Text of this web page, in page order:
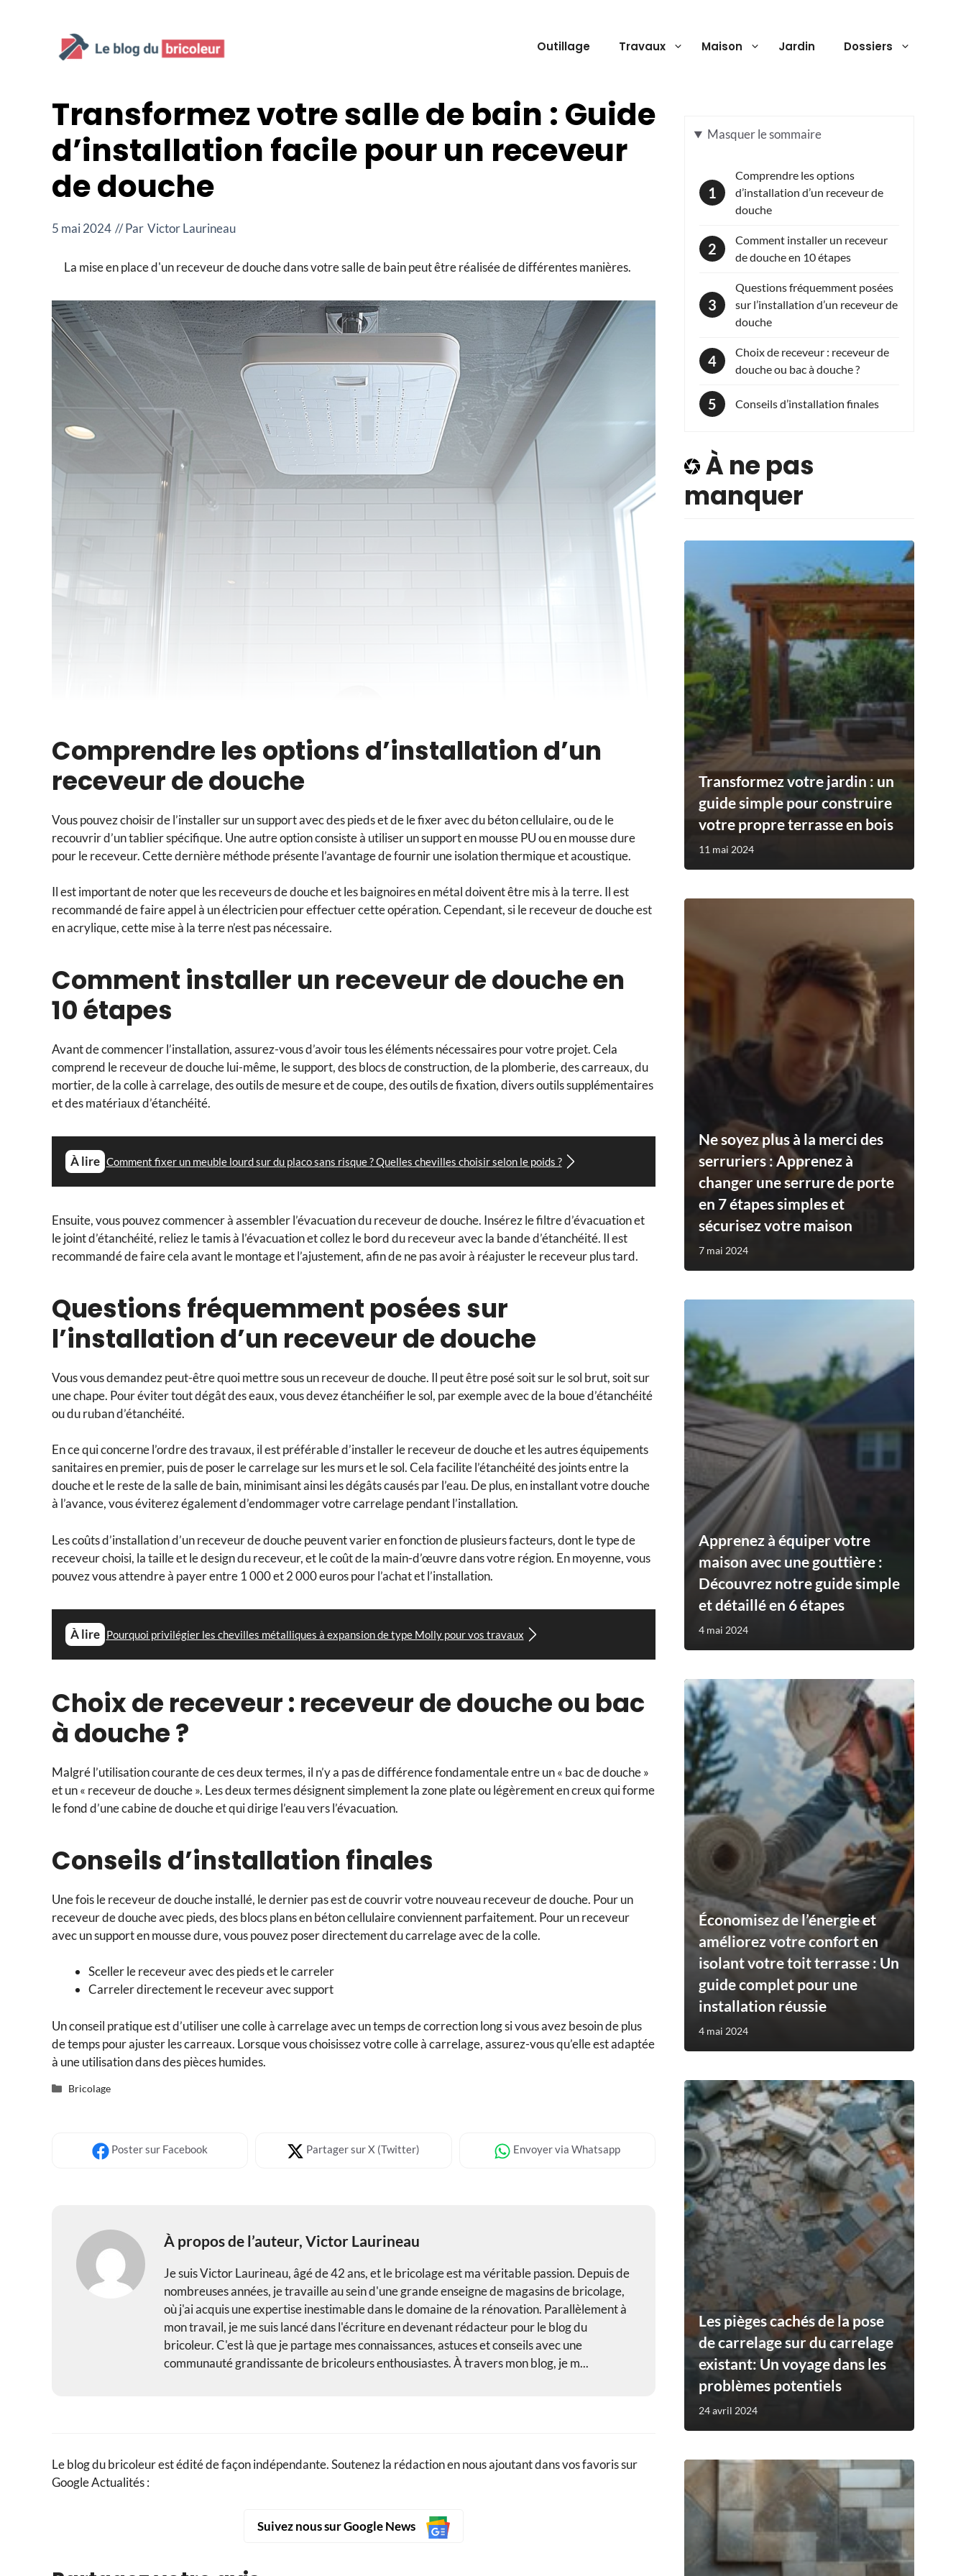
Outillage Travaux Maison Jardin Dossiers
Transformez votre salle de bain : Guide
d’installation facile pour un receveur
de douche
5 mai 2024 // Par Victor Laurineau
La mise en place d'un receveur de douche dans votre salle de bain peut être réalisée de différentes manières.
Comprendre les options d’installation d’un
receveur de douche
Vous pouvez choisir de l’installer sur un support avec des pieds et de le fixer avec du béton cellulaire, ou de le
recouvrir d’un tablier spécifique. Une autre option consiste à utiliser un support en mousse PU ou en mousse dure
pour le receveur. Cette dernière méthode présente l’avantage de fournir une isolation thermique et acoustique.
Il est important de noter que les receveurs de douche et les baignoires en métal doivent être mis à la terre. Il est
recommandé de faire appel à un électricien pour effectuer cette opération. Cependant, si le receveur de douche est
en acrylique, cette mise à la terre n’est pas nécessaire.
Comment installer un receveur de douche en
10 étapes
Avant de commencer l’installation, assurez-vous d’avoir tous les éléments nécessaires pour votre projet. Cela
comprend le receveur de douche lui-même, le support, des blocs de construction, de la plomberie, des carreaux, du
mortier, de la colle à carrelage, des outils de mesure et de coupe, des outils de fixation, divers outils supplémentaires
et des matériaux d’étanchéité.
À lire Comment fixer un meuble lourd sur du placo sans risque ? Quelles chevilles choisir selon le poids ?
Ensuite, vous pouvez commencer à assembler l’évacuation du receveur de douche. Insérez le filtre d’évacuation et
le joint d’étanchéité, reliez le tamis à l’évacuation et collez le bord du receveur avec la bande d’étanchéité. Il est
recommandé de faire cela avant le montage et l’ajustement, afin de ne pas avoir à réajuster le receveur plus tard.
Questions fréquemment posées sur
l’installation d’un receveur de douche
Vous vous demandez peut-être quoi mettre sous un receveur de douche. Il peut être posé soit sur le sol brut, soit sur
une chape. Pour éviter tout dégât des eaux, vous devez étanchéifier le sol, par exemple avec de la boue d’étanchéité
ou du ruban d’étanchéité.
En ce qui concerne l’ordre des travaux, il est préférable d’installer le receveur de douche et les autres équipements
sanitaires en premier, puis de poser le carrelage sur les murs et le sol. Cela facilite l’étanchéité des joints entre la
douche et le reste de la salle de bain, minimisant ainsi les dégâts causés par l’eau. De plus, en installant votre douche
à l’avance, vous éviterez également d’endommager votre carrelage pendant l’installation.
Les coûts d’installation d’un receveur de douche peuvent varier en fonction de plusieurs facteurs, dont le type de
receveur choisi, la taille et le design du receveur, et le coût de la main-d’œuvre dans votre région. En moyenne, vous
pouvez vous attendre à payer entre 1 000 et 2 000 euros pour l’achat et l’installation.
À lire Pourquoi privilégier les chevilles métalliques à expansion de type Molly pour vos travaux
Choix de receveur : receveur de douche ou bac
à douche ?
Malgré l’utilisation courante de ces deux termes, il n’y a pas de différence fondamentale entre un « bac de douche »
et un « receveur de douche ». Les deux termes désignent simplement la zone plate ou légèrement en creux qui forme
le fond d’une cabine de douche et qui dirige l’eau vers l’évacuation.
Conseils d’installation finales
Une fois le receveur de douche installé, le dernier pas est de couvrir votre nouveau receveur de douche. Pour un
receveur de douche avec pieds, des blocs plans en béton cellulaire conviennent parfaitement. Pour un receveur
avec un support en mousse dure, vous pouvez poser directement du carrelage avec de la colle.
Sceller le receveur avec des pieds et le carreler
Carreler directement le receveur avec support
Un conseil pratique est d’utiliser une colle à carrelage avec un temps de correction long si vous avez besoin de plus
de temps pour ajuster les carreaux. Lorsque vous choisissez votre colle à carrelage, assurez-vous qu’elle est adaptée
à une utilisation dans des pièces humides.
Catégories
Bricolage
Postersur Facebook Partagersur X (Twitter) Envoyervia Whatsapp
À propos de l’auteur, Victor Laurineau
Je suis Victor Laurineau, âgé de 42 ans, et le bricolage est ma véritable passion. Depuis de
nombreuses années, je travaille au sein d'une grande enseigne de magasins de bricolage,
où j'ai acquis une expertise inestimable dans le domaine de la rénovation. Parallèlement à
mon travail, je me suis lancé dans l'écriture en devenant rédacteur pour le blog du
bricoleur. C'est là que je partage mes connaissances, astuces et conseils avec une
communauté grandissante de bricoleurs enthousiastes. À travers mon blog, je m...
Le blog du bricoleur est édité de façon indépendante. Soutenez la rédaction en nous ajoutant dans vos favoris sur
Google Actualités :
Suivez nous sur Google News
Masquerle sommaire
Comprendre les options
d’installation d’un receveur de
douche
Comment installer un receveur
de douche en 10 étapes
Questions fréquemment posées
sur l’installation d’un receveur de
douche
Choix de receveur : receveur de
douche ou bac à douche ?
Conseils d’installation finales
À ne pas
manquer
Transformez votre jardin : un
guide simple pour construire
votre propre terrasse en bois
11 mai 2024
Ne soyez plus à la merci des
serruriers : Apprenez à
changer une serrure de porte
en 7 étapes simples et
sécurisez votre maison
7 mai 2024
Apprenez à équiper votre
maison avec une gouttière :
Découvrez notre guide simple
et détaillé en 6 étapes
4 mai 2024
Économisez de l’énergie et
améliorez votre confort en
isolant votre toit terrasse : Un
guide complet pour une
installation réussie
4 mai 2024
Les pièges cachés de la pose
de carrelage sur du carrelage
existant: Un voyage dans les
problèmes potentiels
24 avril 2024